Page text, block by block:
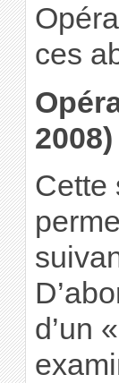
ces
2008)
Cette
d’un